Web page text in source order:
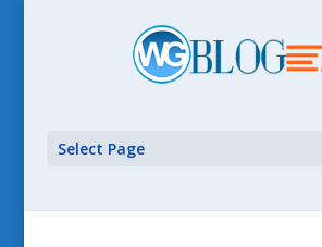
Select Page